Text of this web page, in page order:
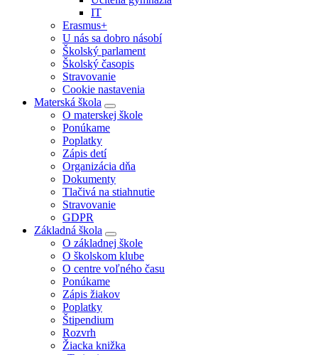
IT
Erasmus+
U nás sa dobro násobí
Školský parlament
Školský časopis
Stravovanie
Cookie nastavenia
Materská škola
O materskej škole
Ponúkame
Poplatky
Zápis detí
Organizácia dňa
Dokumenty
Tlačivá na stiahnutie
Stravovanie
GDPR
Základná škola
O základnej škole
O školskom klube
O centre voľného času
Ponúkame
Zápis žiakov
Poplatky
Štipendium
Rozvrh
Žiacka knižka